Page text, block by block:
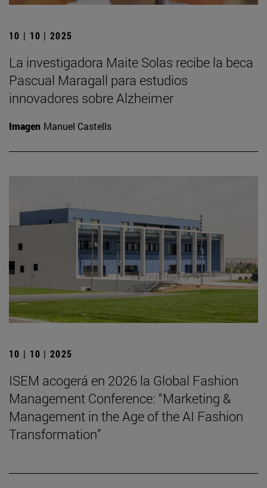
10 | 10 | 2025
La investigadora Maite Solas recibe la beca
Pascual Maragall para estudios
innovadores sobre Alzheimer
Imagen Manuel Castells
10 | 10 | 2025
ISEM acogerá en 2026 la Global Fashion
Management Conference: “Marketing &
Management in the Age of the AI Fashion
Transformation”